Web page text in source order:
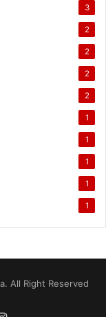
3
2
2
2
2
1
1
1
1
1
All Right Reserved